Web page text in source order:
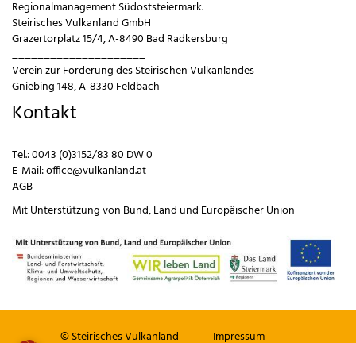
Regionalmanagement Südoststeiermark.
Steirisches Vulkanland GmbH
Grazertorplatz 15/4, A-8490 Bad Radkersburg
_____________________
Verein zur Förderung des Steirischen Vulkanlandes
Gniebing 148, A-8330 Feldbach
Kontakt
Tel.:0043 (0)3152/83 80 DW 0
E-Mail:office@vulkanland.at
AGB
Mit Unterstützung von Bund,Land und Europäischer Union
© Steirisches Vulkanland Impressum